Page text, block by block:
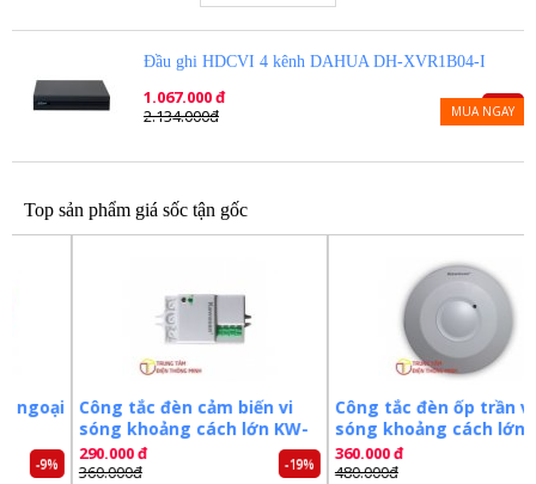
camera giám sát 2MP với chuẩn tương tích Onvif 16.12.
– Hỗ trợ 1 ổ cứng tối đa 6TB.
– Hỗ trợ 2 cổng usb 2.0, 1 cổng mạng RJ45(100Mbps), hỗ trợ điều
kiển quay quét 3D thông minh với giao thức Dahua.
– Hỗ trợ xem lại và trực tiếp qua mạng máy tính thiết bị di động.
– Hỗ trợ 1 cổng audio vào ra hỗ trợ đàm thoại hai chiều, quản lý
– Lắp đặt camera hỗ trợ truyền tải âm thanh, báo động qua cáp
đồng trục.
– Bảo hành: 24 tháng.
Đặt mua ngay đầu ghi hình DAHUA DH-XVR1B04-I mới
để được hỗ trợ tốt
nhất. Tham khảo thêm hình ảnh và thông tin tại:
http://trungtamdienthongminh.com/
Đầu ghi HDCVI 4 kênh DAHUA DH-XVR1B04-I
1.067.000 đ
2.134.000đ
-50%
MUA NGAY
Top sản phẩm giá sốc tận gốc
Công tắc đèn cảm biến vi
sóng khoảng cách lớn KW-
RS02D
290.000 đ
360.000đ
Công tắc đèn ốp trần vi
sóng khoảng cách lớn
RS03B
360.000 đ
480.000đ